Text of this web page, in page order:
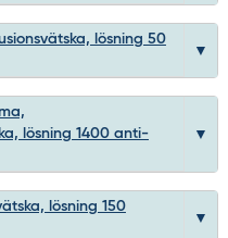
lösning 50
lösning 1400 anti-
lösning 150